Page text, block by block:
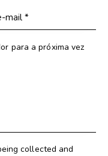
para a próxima vez
collected and